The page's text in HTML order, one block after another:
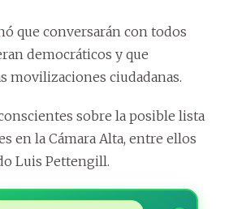
que conversarán con todos
democráticos y que
movilizaciones ciudadanas.
sobre la posible lista
en la Cámara Alta, entre ellos
Luis Pettengill.